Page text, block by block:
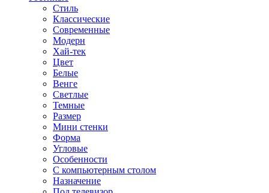
Стиль
Классические
Современные
Модерн
Хай-тек
Цвет
Белые
Венге
Светлые
Темные
Размер
Мини стенки
Форма
Угловые
Особенности
С компьютерным столом
Назначение